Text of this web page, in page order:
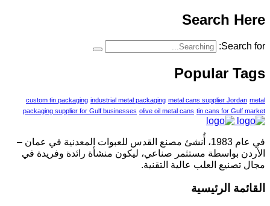
Search Here
Search for:
Popular Tags
custom tin packaging industrial metal packaging metal cans supplier Jordan metal
packaging supplier for Gulf businesses olive oil metal cans tin cans for Gulf market
في عام 1983، أُنشئ مصنع القدس للعبوات المعدنية في عمان –
الأردن بواسطة مستثمر صناعي، ليكون منشأة رائدة وفريدة في
مجال تصنيع العلب عالية التقنية.
القائمة الرئيسية